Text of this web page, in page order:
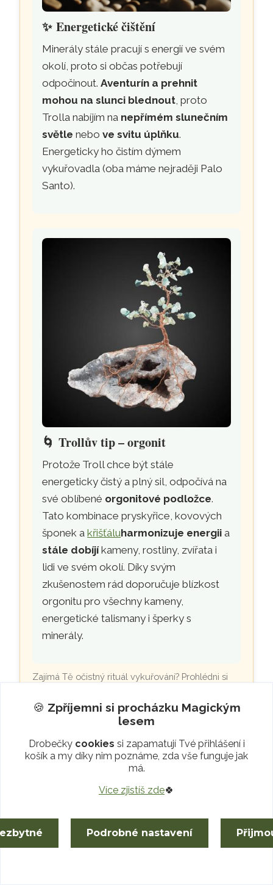
✨Energetické čištění
Minerály stále pracují s energií ve svém
okolí, proto si občas potřebují
odpočinout.Aventurín a prehnit
mohou na slunci blednout , proto
Trolla nabíjím na nepřímém slunečním
světle nebove svitu úplňku.
Energeticky ho čistím dýmem
vykuřovadla (oba máme nejraději Palo
Santo).
🌀Trollův tip – orgonit
Protože Troll chce být stále
energeticky čistý a plný sil, odpočívá na
své oblíbené orgonitové podložce.
Tato kombinace pryskyřice, kovových
šponek akřišťáluharmonizuje energii a
stále dobíjíkameny, rostliny, zvířata i
lidi ve svém okolí. Díky svým
zkušenostem rád doporučuje blízkost
orgonitu pro všechny kameny,
energetické talismany i šperky s
minerály.
Zajímá Tě očistný rituál vykuřování? Prohlédni si
orgonitovou podložku, prozkoumej
jeskyni
Pokladů .
Bezpečné používání
Vychechtaného Trolla (GPSR)
🍪 Zpříjemni si procházku Magickým
lesem
Drobečky cookies si zapamatují Tvé přihlášení i
košík a my díky nim poznáme, zda vše funguje jak
má.
Více zjistíš zde🍀
Podrobné nastavení